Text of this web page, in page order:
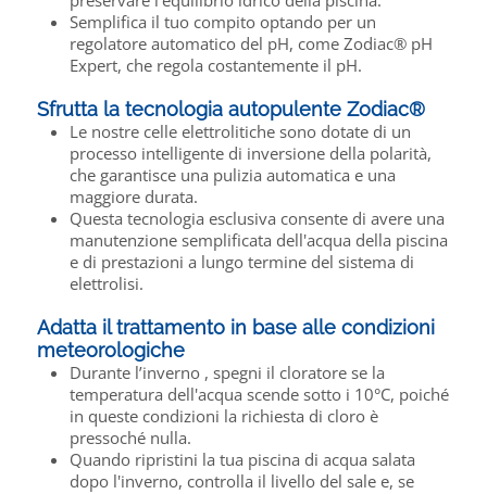
Semplifica il tuo compito optando per un
regolatore automatico del pH, come Zodiac® pH
Expert, che regola costantemente il pH.
Sfrutta la tecnologia autopulente Zodiac®
Le nostre celle elettrolitiche sono dotate di un
processo intelligente di inversione della polarità,
che garantisce una pulizia automatica e una
maggiore durata.
Questa tecnologia esclusiva consente di avere una
manutenzione semplificata dell'acqua della piscina
e di prestazioni a lungo termine del sistema di
elettrolisi.
Adatta il trattamento in base alle condizioni
meteorologiche
Durante l’inverno , spegni il cloratore se la
temperatura dell'acqua scende sotto i 10°C, poiché
in queste condizioni la richiesta di cloro è
pressoché nulla.
Quando ripristini la tua piscina di acqua salata
dopo l'inverno, controlla il livello del sale e, se